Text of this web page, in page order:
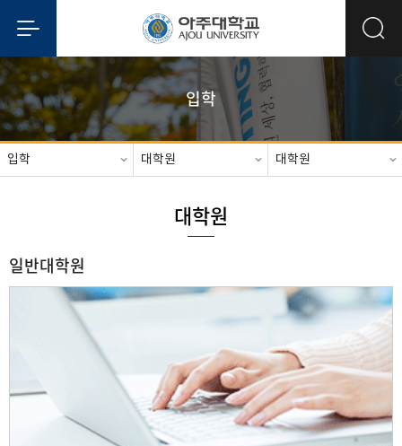
입학
입학 대학원 대학원
대학원
일반대학원